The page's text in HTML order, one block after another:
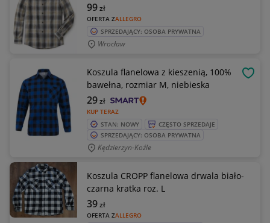
OFERTA ZALLEGRO
99zł
SPRZEDAJĄCY: OSOBA PRYWATNA
Wrocław
Koszula flanelowa z kieszenią, 100%
bawełna, rozmiar M, niebieska
KUP TERAZ
29zł
STAN: NOWY
CZĘSTO SPRZEDAJE
SPRZEDAJĄCY: OSOBA PRYWATNA
Kędzierzyn-Koźle
Koszula CROPP flanelowa drwala biało-
czarna kratka roz. L
OFERTA ZALLEGRO
39zł